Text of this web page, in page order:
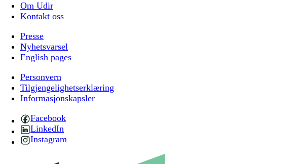
Om Udir
Kontakt oss
Presse
Nyhetsvarsel
English pages
Personvern
Tilgjengelighetserklæring
Informasjonskapsler
Facebook
LinkedIn
Instagram